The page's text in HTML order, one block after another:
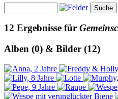
12 Ergebnisse für
Alben (0) & Bilder (12)